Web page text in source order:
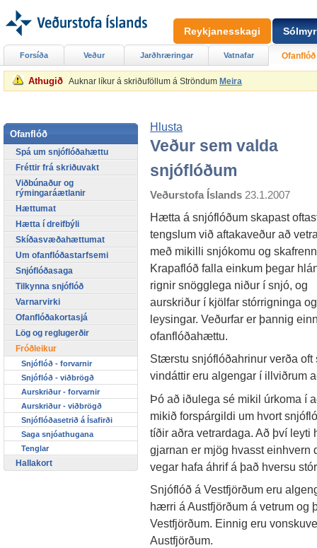
Athugið Auknar líkur á skriðuföllum á Ströndum Meira
Hlusta
Veður sem valda
snjóflóðum
Veðurstofa Íslands 23.1.2007
Hætta á snjóflóðum skapast
tengslum við aftakaveður að
með mikilli snjókomu og
Krapaflóð falla einkum þegar
rignir snögglega niður í snjó, og
aurskriður í kjölfar stórrigninga
leysingar. Veðurfar er þannig
ofanflóðahættu.
Stærstu snjóflóðahrinur verða
vindáttir eru algengar í illviðrum
Þó að iðulega sé mikil úrkoma í
mikið forspárgildi um hvort
tíðir aðra vetrardaga. Að því
gjarnan er mjög hvasst einhvern
vegar hafa áhrif á það hversu
Snjóflóð á Vestfjörðum eru
hærri á Austfjörðum á vetrum og
Vestfjörðum. Einnig eru
Austfjörðum.
Forsíða Veður Jarðhræringar Vatnafar Ofanflóð
Ofanflóð
Spá um snjóflóðahættu
Fréttir frá skriðuvakt
Viðbúnaður og
rýmingaráætlanir
Hættumat
Hætta í dreifbýli
Skíðasvæðahættumat
Um ofanflóðastarfsemi
Snjóflóðasaga
Tilkynna snjóflóð
Varnarvirki
Ofanflóðakortasjá
Lög og reglugerðir
Fróðleikur
Snjóflóð - forvarnir
Snjóflóð - viðbrögð
Aurskriður - forvarnir
Aurskriður - viðbrögð
Snjóflóðasetrið á Ísafirði
Saga snjóathugana
Tenglar
Hallakort
Reykjanesskagi